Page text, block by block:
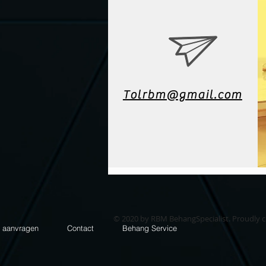
Tolrbm@gmail.com
© 2020 by RBM BehangSpecialist. Proudly
aanvragen Contact Behang Service